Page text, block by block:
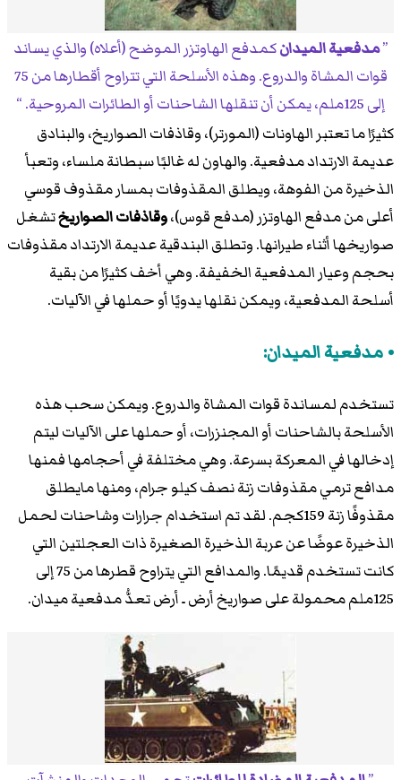
مدفعية الميدانكمدفع الهاوتزر الموضح (أعلاه) والذي يساند
قوات المشاة والدروع. وهذه الأسلحة التي تتراوح أقطارها من 75
إلى 125ملم، يمكن أن تنقلها الشاحنات أو الطائرات المروحية.
كثيرًا ما تعتبر الهاونات (المورتر)، وقاذفات الصواريخ، والبنادق
عديمة الارتداد مدفعية. والهاون له غالبًا سبطانة ملساء، وتعبأ
الذخيرة من الفوهة، ويطلق المقذوفات بمسار مقذوف قوسي
أعلى من مدفع الهاوتزر (مدفع قوس)،وقاذفات الصواريختشغل
صواريخها أثناء طيرانها. وتطلق البندقية عديمة الارتداد مقذوفات
بحجم وعيار المدفعية الخفيفة. وهي أخف كثيرًا من بقية
أسلحة المدفعية، ويمكن نقلها يدويًا أو حملها في الآليات.
مدفعية الميدان:
تستخدم لمساندة قوات المشاة والدروع. ويمكن سحب هذه
الأسلحة بالشاحنات أو المجنزرات، أو حملها على الآليات ليتم
إدخالها في المعركة بسرعة. وهي مختلفة في أحجامها فمنها
مدافع ترمي مقذوفات زنة نصف كيلو جرام، ومنها مايطلق
مقذوفًا زنة 159كجم. لقد تم استخدام جرارات وشاحنات لحمل
الذخيرة عوضًا عن عربة الذخيرة الصغيرة ذات العجلتين التي
كانت تستخدم قديمًا. والمدافع التي يتراوح قطرها من 75 إلى
125ملم محمولة على صواريخ أرض ـ أرض تعدُّ مدفعية ميدان.